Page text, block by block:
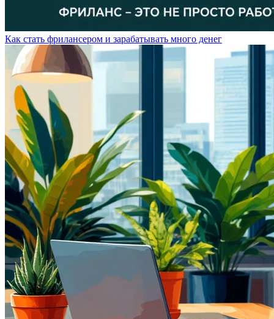
Как стать фрилансером и зарабатывать много денег